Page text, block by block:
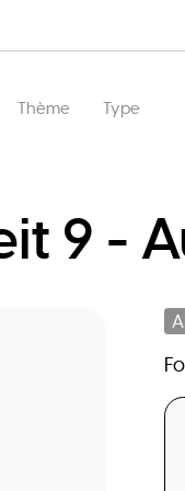
Thème Type
9 -